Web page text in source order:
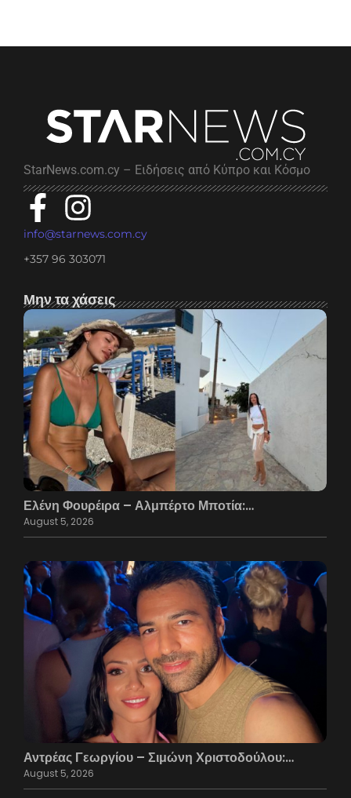
StarNews.com.cy – Ειδήσεις από Κύπρο και Κόσμο
info@starnews.com.cy
+357 96 303071
Μην τα χάσεις
Ελένη Φουρέιρα – Αλμπέρτο Μποτία:…
August 5, 2026
Αντρέας Γεωργίου – Σιμώνη Χριστοδούλου:…
August 5, 2026